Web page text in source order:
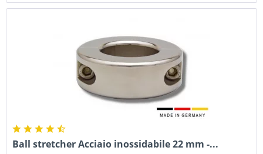
Ball stretcher Acciaio inossidabile 22 mm -...